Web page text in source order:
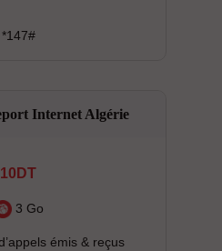
*147#
Internet Algérie
10DT
3 Go
émis & reçus